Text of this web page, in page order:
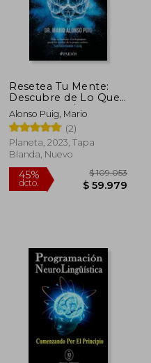
Resetea Tu Mente:
Descubre de Lo Que
Eres Capaz / Reset
Your Mind: Discover
What You're Capable
of
Alonso Puig, Mario
(2)
Planeta, 2023, Tapa
Blanda, Nuevo